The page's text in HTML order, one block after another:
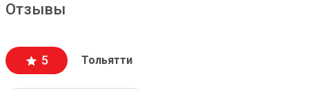
Отзывы
5 Тольятти